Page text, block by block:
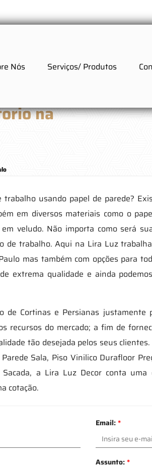
Nós Serviços/ Produtos
na
usando papel de parede?
em diversos materiais como o
veludo. Não importa como será
de trabalho. Aqui na Lira Luz
mas também com opções para
extrema qualidade e ainda
de Cortinas e Persianas justamente
recursos do mercado; a fim de
tão desejada pelos seus
Sala, Piso Vinilico Durafloor
a Lira Luz Decor conta
cotação.
Email:*
Assunto:*